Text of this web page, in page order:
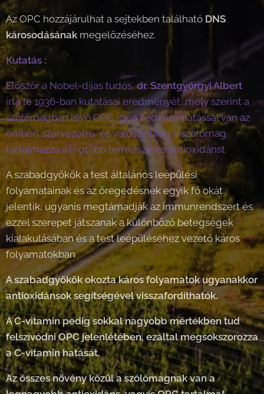
Az OPC hozzájárulhat a sejtekben található DNS
károsodásának megelőzéséhez.
Kutatás :
Először a Nobel-díjas tudós, dr. Szentgyörgyi Albert
írta le 1936-ban kutatásai eredményét, mely szerint a
szőlőmagban lévő OPC igen kedvező hatással van az
emberi szervezetre, és valószínűleg a szőlőmag
tartalmazza a legtöbb természetes antioxidánst.
A szabadgyökök a test általános leépülési
folyamatainak és az öregedésnek egyik fő okát
jelentik, ugyanis megtámadják az immunrendszert és
ezzel szerepet játszanak a különböző betegségek
kialakulásában és a test leépüléséhez vezető káros
folyamatokban
A szabadgyökök okozta káros folyamatok ugyanakkor
antioxidánsok segítségével visszafordíthatók.
A C-vitamin pedig sokkal nagyobb mértékben tud
felszívódni OPC jelenlétében, ezáltal megsokszorozza
a C-vitamin hatását.
Az összes növény közül a szőlőmagnak van a